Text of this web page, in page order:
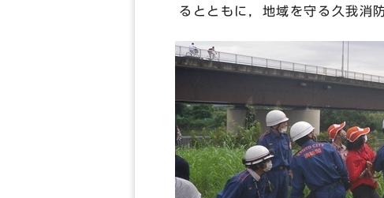
るとともに，地域を守る久我消